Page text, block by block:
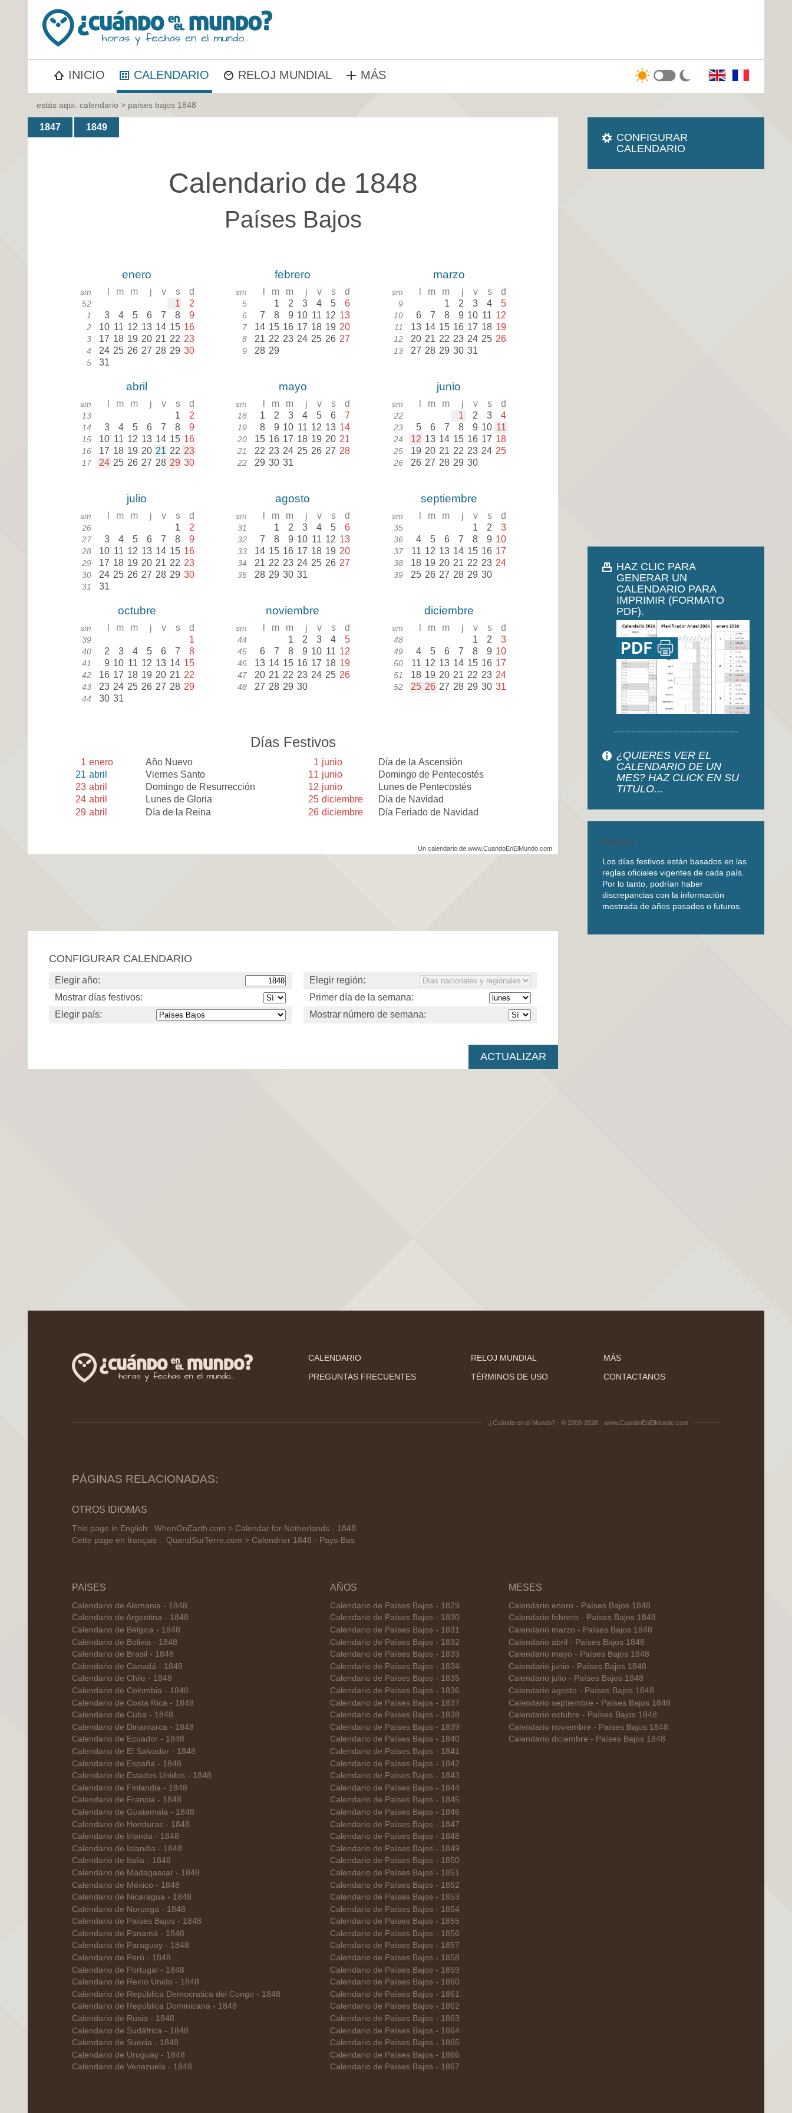
INICIO CALENDARIO RELOJ MUNDIAL MÁS
estás aqui: calendario > países bajos 1848
1847 1849
Calendario de 1848
Países Bajos
enero
sm m m j v s d
52 1 2
1 3 4 5 6 7 8 9
2 10 11 12 13 14 15 16
3 17 18 19 20 21 22 23
4 24 25 26 27 28 29 30
5 31
febrero
sm m m j v s d
5 1 2 3 4 5 6
6 7 8 9 10 11 12 13
7 14 15 16 17 18 19 20
8 21 22 23 24 25 26 27
9 28 29
marzo
sm m m j v s d
9 1 2 3 4 5
10 6 7 8 9 10 11 12
11 13 14 15 16 17 18 19
12 20 21 22 23 24 25 26
13 27 28 29 30 31
abril
sm m m j v s d
13 1 2
14 3 4 5 6 7 8 9
15 10 11 12 13 14 15 16
16 17 18 19 20 21 22 23
17 24 25 26 27 28 29 30
mayo
sm m m j v s d
18 1 2 3 4 5 6 7
19 8 9 10 11 12 13 14
20 15 16 17 18 19 20 21
21 22 23 24 25 26 27 28
22 29 30 31
junio
sm m m j v s d
22 1 2 3 4
23 5 6 7 8 9 10 11
24 12 13 14 15 16 17 18
25 19 20 21 22 23 24 25
26 26 27 28 29 30
julio
sm m m j v s d
26 1 2
27 3 4 5 6 7 8 9
28 10 11 12 13 14 15 16
29 17 18 19 20 21 22 23
30 24 25 26 27 28 29 30
31 31
agosto
sm m m j v s d
31 1 2 3 4 5 6
32 7 8 9 10 11 12 13
33 14 15 16 17 18 19 20
34 21 22 23 24 25 26 27
35 28 29 30 31
septiembre
sm m m j v s d
35 1 2 3
36 4 5 6 7 8 9 10
37 11 12 13 14 15 16 17
38 18 19 20 21 22 23 24
39 25 26 27 28 29 30
octubre
sm m m j v s d
39 1
40 2 3 4 5 6 7 8
41 9 10 11 12 13 14 15
42 16 17 18 19 20 21 22
43 23 24 25 26 27 28 29
44 30 31
noviembre
sm m m j v s d
44 1 2 3 4 5
45 6 7 8 9 10 11 12
46 13 14 15 16 17 18 19
47 20 21 22 23 24 25 26
48 27 28 29 30
diciembre
sm m m j v s d
48 1 2 3
49 4 5 6 7 8 9 10
50 11 12 13 14 15 16 17
51 18 19 20 21 22 23 24
52 25 26 27 28 29 30 31
Días Festivos
1 enero
Año Nuevo
21 abril
Viernes Santo
23 abril
Domingo de Resurrección
24 abril
Lunes de Gloria
29 abril Día de la Reina
1 junio
Día de la Ascensión
11 junio
Domingo de Pentecostés
12 junio
Lunes de Pentecostés
25 diciembre
Día de Navidad
26 diciembre Día Feriado de Navidad
Un calendario de www.CuandoEnElMundo.com
CONFIGURAR CALENDARIO
Elegir año:
Mostrar días festivos:
Elegir país:
Elegir región:
Primer día de la semana:
Mostrar número de semana:
CONFIGURAR
CALENDARIO
HAZ CLIC PARA
GENERAR UN
CALENDARIO PARA
IMPRIMIR (FORMATO
PDF).
¿QUIERES VER EL
CALENDARIO DE UN
MES? HAZ CLICK EN SU
TITULO...
AVISO
Los días festivos están basados en las
reglas oficiales vigentes de cada país.
Por lo tanto, podrían haber
discrepancias con la información
mostrada de años pasados o futuros.
CALENDARIO RELOJ MUNDIAL
MÁS
PREGUNTAS FRECUENTES
TÉRMINOS DE USO CONTACTANOS
¿Cuándo en el Mundo? - © 2008-2026 - www.CuandoEnElMundo.com
PÁGINAS RELACIONADAS:
OTROS IDIOMAS
This page in English: WhenOnEarth.com > Calendar for Netherlands - 1848
Cette page en français : QuandSurTerre.com > Calendrier 1848 - Pays-Bas
PAÍSES
Calendario de Alemania - 1848
Calendario de Argentina - 1848
Calendario de Bélgica - 1848
Calendario de Bolivia - 1848
Calendario de Brasil - 1848
Calendario de Canadá - 1848
Calendario de Chile - 1848
Calendario de Colombia - 1848
Calendario de Costa Rica - 1848
Calendario de Cuba - 1848
Calendario de Dinamarca - 1848
Calendario de Ecuador - 1848
Calendario de El Salvador - 1848
Calendario de España - 1848
Calendario de Estados Unidos - 1848
Calendario de Finlandia - 1848
Calendario de Francia - 1848
Calendario de Guatemala - 1848
Calendario de Honduras - 1848
Calendario de Irlanda - 1848
Calendario de Islandia - 1848
Calendario de Italia - 1848
Calendario de Madagascar - 1848
Calendario de México - 1848
Calendario de Nicaragua - 1848
Calendario de Noruega - 1848
Calendario de Países Bajos - 1848
Calendario de Panamá - 1848
Calendario de Paraguay - 1848
Calendario de Perú - 1848
Calendario de Portugal - 1848
Calendario de Reino Unido - 1848
Calendario de República Democratica del Congo - 1848
Calendario de República Dominicana - 1848
Calendario de Rusia - 1848
Calendario de Sudáfrica - 1848
Calendario de Suecia - 1848
Calendario de Uruguay - 1848
Calendario de Venezuela - 1848
AÑOS
Calendario de Países Bajos - 1829
Calendario de Países Bajos - 1830
Calendario de Países Bajos - 1831
Calendario de Países Bajos - 1832
Calendario de Países Bajos - 1833
Calendario de Países Bajos - 1834
Calendario de Países Bajos - 1835
Calendario de Países Bajos - 1836
Calendario de Países Bajos - 1837
Calendario de Países Bajos - 1838
Calendario de Países Bajos - 1839
Calendario de Países Bajos - 1840
Calendario de Países Bajos - 1841
Calendario de Países Bajos - 1842
Calendario de Países Bajos - 1843
Calendario de Países Bajos - 1844
Calendario de Países Bajos - 1845
Calendario de Países Bajos - 1846
Calendario de Países Bajos - 1847
Calendario de Países Bajos - 1848
Calendario de Países Bajos - 1849
Calendario de Países Bajos - 1850
Calendario de Países Bajos - 1851
Calendario de Países Bajos - 1852
Calendario de Países Bajos - 1853
Calendario de Países Bajos - 1854
Calendario de Países Bajos - 1855
Calendario de Países Bajos - 1856
Calendario de Países Bajos - 1857
Calendario de Países Bajos - 1858
Calendario de Países Bajos - 1859
Calendario de Países Bajos - 1860
Calendario de Países Bajos - 1861
Calendario de Países Bajos - 1862
Calendario de Países Bajos - 1863
Calendario de Países Bajos - 1864
Calendario de Países Bajos - 1865
Calendario de Países Bajos - 1866
Calendario de Países Bajos - 1867
MESES
Calendario enero - Países Bajos 1848
Calendario febrero - Países Bajos 1848
Calendario marzo - Países Bajos 1848
Calendario abril - Países Bajos 1848
Calendario mayo - Países Bajos 1848
Calendario junio - Países Bajos 1848
Calendario julio - Países Bajos 1848
Calendario agosto - Países Bajos 1848
Calendario septiembre - Países Bajos 1848
Calendario octubre - Países Bajos 1848
Calendario noviembre - Países Bajos 1848
Calendario diciembre - Países Bajos 1848